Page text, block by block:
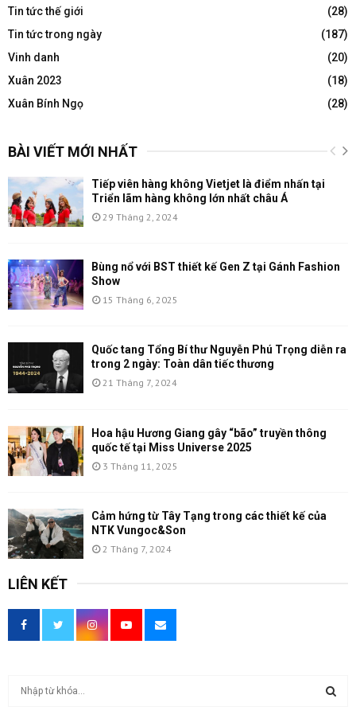
Tin tức thế giới
(28)
Tin tức trong ngày
(187)
Vinh danh
(20)
Xuân 2023
(18)
Xuân Bính Ngọ
(28)
BÀI VIẾT MỚI NHẤT
Tiếp viên hàng không Vietjet là điểm nhấn tại
Triển lãm hàng không lớn nhất châu Á
29 Tháng 2, 2024
Bùng nổ với BST thiết kế Gen Z tại Gánh Fashion
Show
15 Tháng 6, 2025
Quốc tang Tổng Bí thư Nguyễn Phú Trọng diễn ra
trong 2 ngày: Toàn dân tiếc thương
21 Tháng 7, 2024
Hoa hậu Hương Giang gây “bão” truyền thông
quốc tế tại Miss Universe 2025
3 Tháng 11, 2025
Cảm hứng từ Tây Tạng trong các thiết kế của
NTK Vungoc&Son
2 Tháng 7, 2024
LIÊN KẾT